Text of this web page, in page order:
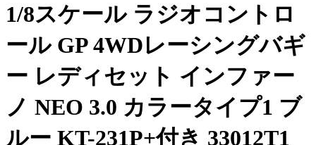
1/8スケール ラジオコントロ
ール GP 4WDレーシングバギ
ー レディセット インファー
ノ NEO 3.0 カラータイプ1 ブ
ルー KT-231P+付き 33012T1